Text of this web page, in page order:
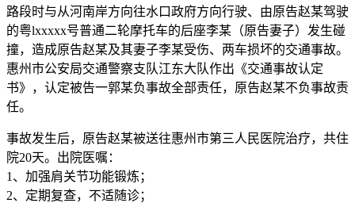
路段时与从河南岸方向往水口政府方向行驶、由原告赵某驾驶
的粤lxxxxx号普通二轮摩托车的后座李某（原告妻子）发生碰
撞，造成原告赵某及其妻子李某受伤、两车损坏的交通事故。
惠州市公安局交通警察支队江东大队作出《交通事故认定
书》，认定被告一郭某负事故全部责任，原告赵某不负事故责
任。
事故发生后，原告赵某被送往惠州市第三人民医院治疗，共住
院20天。出院医嘱：
1、加强肩关节功能锻炼；
2、定期复查，不适随诊；